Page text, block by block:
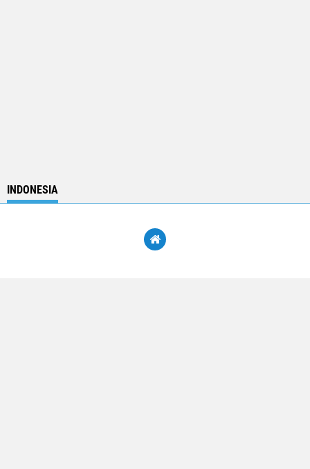
INDONESIA